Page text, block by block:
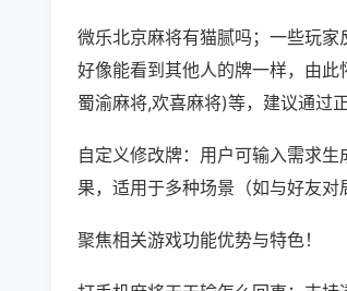
微乐北京麻将有猫腻吗；一些玩
好像能看到其他人的牌一样，由
蜀渝麻将,欢喜麻将)等，建议通过
自定义修改牌：用户可输入需求
果，适用于多种场景（如与好友对
聚焦相关游戏功能优势与特色！